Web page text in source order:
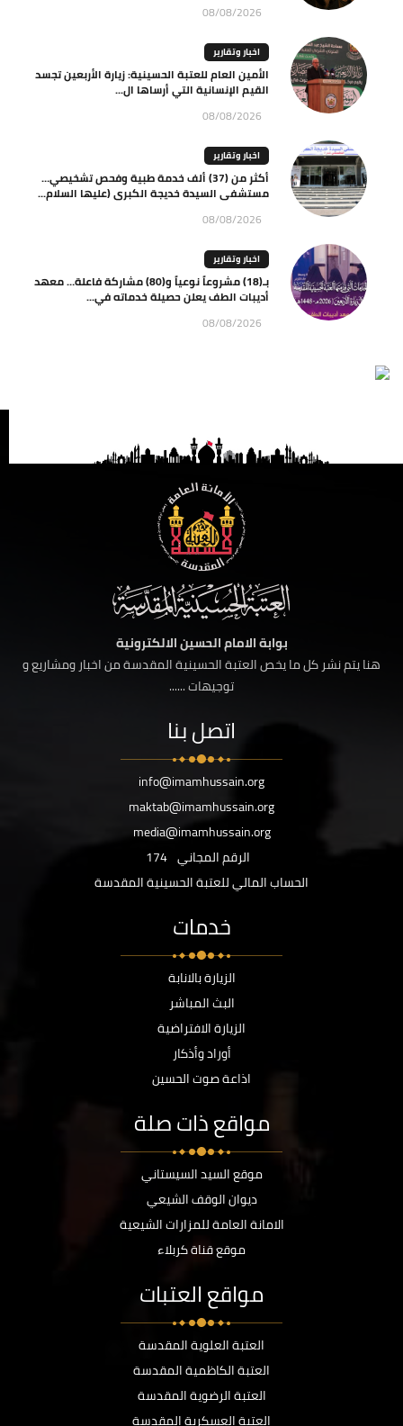
08/08/2026
اخبار وتقارير
الأمين العام للعتبة الحسينية: زيارة الأربعين تجسد
القيم الإنسانية التي أرساها ال...
08/08/2026
اخبار وتقارير
أكثر من (37) ألف خدمة طبية وفحص تشخيصي…
مستشفى السيدة خديجة الكبرى (عليها السلام...
08/08/2026
اخبار وتقارير
بـ(18) مشروعاً نوعياً و(80) مشاركة فاعلة… معهد
أديبات الطف يعلن حصيلة خدماته في...
08/08/2026
بوابة الامام الحسين الالكترونية
هنا يتم نشر كل ما يخص العتبة الحسينية المقدسة من اخبار ومشاريع و
توجيهات ......
اتصل بنا
info@imamhussain.org
maktab@imamhussain.org
media@imamhussain.org
الرقم المجاني 174
الحساب المالي للعتبة الحسينية المقدسة
خدمات
الزيارة بالانابة
البث المباشر
الزيارة الافتراضية
أوراد وأذكار
اذاعة صوت الحسين
مواقع ذات صلة
موقع السيد السيستاني
ديوان الوقف الشيعي
الامانة العامة للمزارات الشيعية
موقع قناة كربلاء
مواقع العتبات
العتبة العلوية المقدسة
العتبة الكاظمية المقدسة
العتبة الرضوية المقدسة
العتبة العسكرية المقدسة